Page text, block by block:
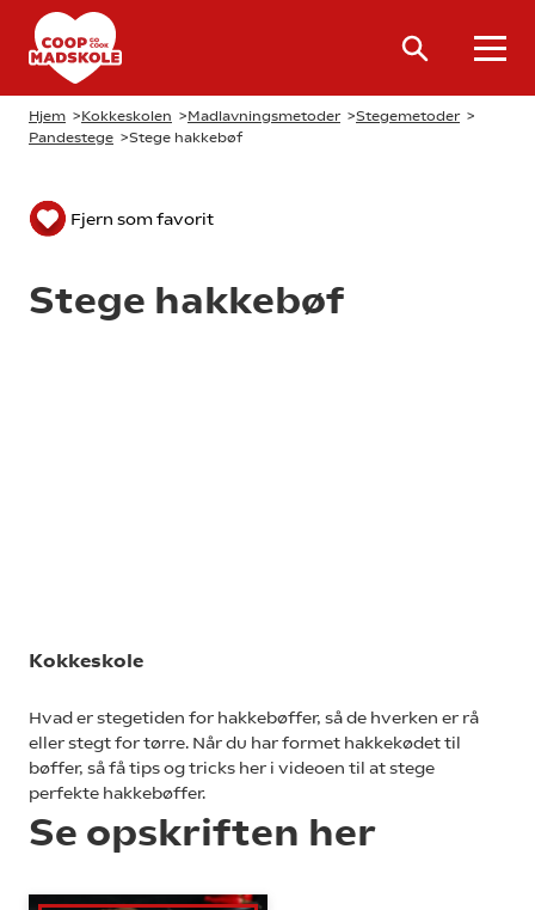
Hjem >Kokkeskolen >Madlavningsmetoder >Stegemetoder >
Pandestege >Stege hakkebøf
Fjern som favorit
Stege hakkebøf
Kokkeskole
Hvad er stegetiden for hakkebøffer, så de hverken er rå
eller stegt for tørre. Når du har formet hakkekødet til
bøffer, så få tips og tricks her i videoen til at stege
perfekte hakkebøffer.
Se opskriften her